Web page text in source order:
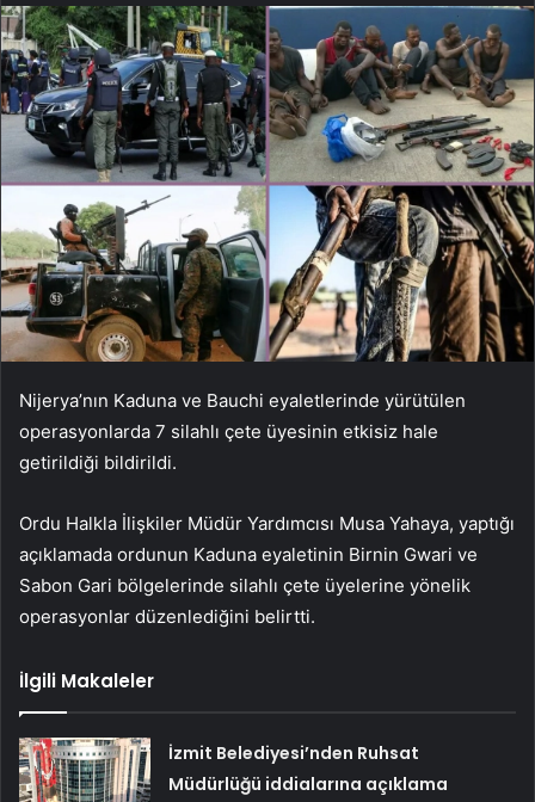
Nijerya’nın Kaduna ve Bauchi eyaletlerinde yürütülen
operasyonlarda 7 silahlı çete üyesinin etkisiz hale
getirildiği bildirildi.
Ordu Halkla İlişkiler Müdür Yardımcısı Musa Yahaya, yaptığı
açıklamada ordunun Kaduna eyaletinin Birnin Gwari ve
Sabon Gari bölgelerinde silahlı çete üyelerine yönelik
operasyonlar düzenlediğini belirtti.
İlgili Makaleler
İzmit Belediyesi’nden Ruhsat
Müdürlüğü iddialarına açıklama